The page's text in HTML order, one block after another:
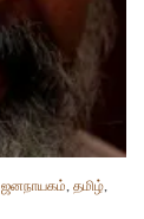
ஜனநாயகம், தமிழ்,